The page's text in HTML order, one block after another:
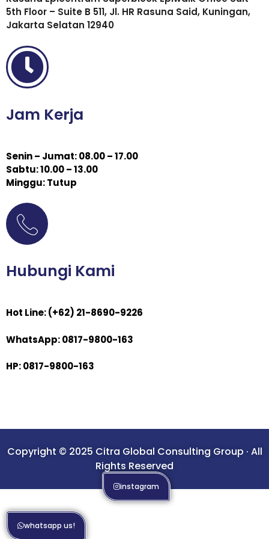
whatsapp us!
instagram
5th Floor – Suite B 511, Jl. HR Rasuna Said, Kuningan,
Jakarta Selatan 12940
Jam Kerja
Senin – Jumat: 08.00 – 17.00
Sabtu: 10.00 – 13.00
Minggu: Tutup
Hubungi Kami
Hot Line: (+62) 21-8690-9226
WhatsApp: 0817-9800-163
HP: 0817-9800-163
Copyright © 2025 Citra Global Consulting Group · All
Rights Reserved